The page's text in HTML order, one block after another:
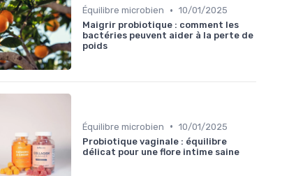
Équilibre microbien • 10/01/2025
Maigrir probiotique : comment les
bactéries peuvent aider à la perte de
poids
Équilibre microbien • 10/01/2025
Probiotique vaginale : équilibre
délicat pour une flore intime saine